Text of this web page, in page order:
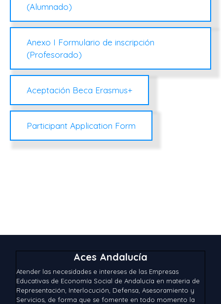
(Alumnado)
Anexo I Formulario de inscripción
(Profesorado)
Aceptación Beca Erasmus+
Participant Application Form
Aces Andalucía
Atender las necesidades e intereses de las Empresas
Educativas de Economía Social de Andalucía en materia de
Representación, Interlocución, Defensa, Asesoramiento y
Servicios, de forma que se fomente en todo momento la